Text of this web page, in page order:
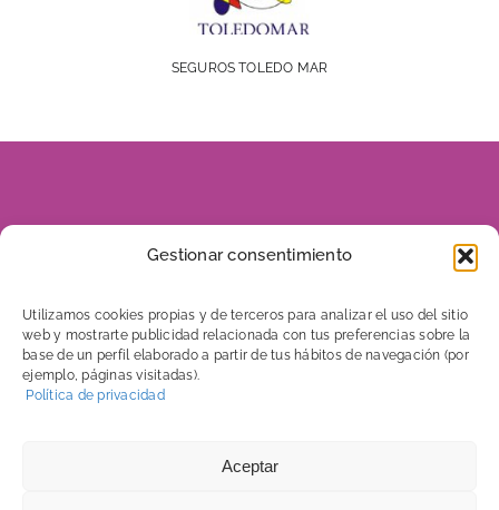
Gestionar consentimiento
Utilizamos cookies propias y de terceros para analizar el uso del sitio
web y mostrarte publicidad relacionada con tus preferencias sobre la
base de un perfil elaborado a partir de tus hábitos de navegación (por
ejemplo, páginas visitadas).
Política de privacidad
Aceptar
SEGUROS TOLEDO MAR
928 816 960
606 656 046
C/ Tenerife, 7
35500 Arrecife – Lanzarote